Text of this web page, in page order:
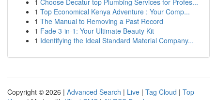
1 Choose Decatur top Plumbing Services for Profes...
1 Top Economical Kenya Adventure : Your Comp...
1 The Manual to Removing a Past Record
1 Fade 3-in-1: Your Ultimate Beauty Kit
1 Identifying the Ideal Standard Material Company...
Copyright © 2026 | Advanced Search | Live | Tag Cloud | Top